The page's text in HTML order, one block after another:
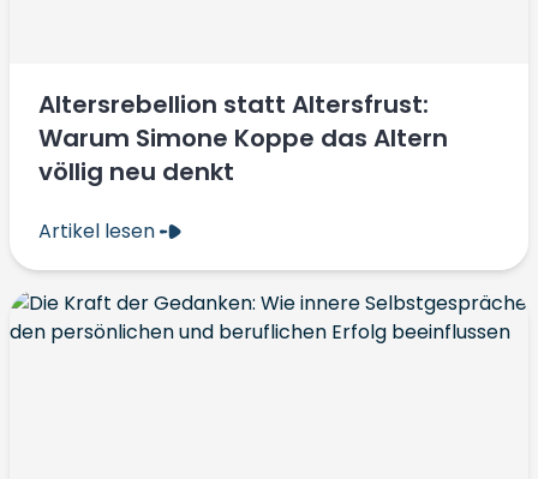
Altersrebellion statt Altersfrust:
Warum Simone Koppe das Altern
völlig neu denkt
Artikel lesen